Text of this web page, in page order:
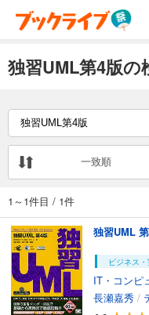
独習UML第4版の
一致順
1～1件目 / 1件
独習UML
ビジネス
IT・コンピ
長瀬嘉秀 /